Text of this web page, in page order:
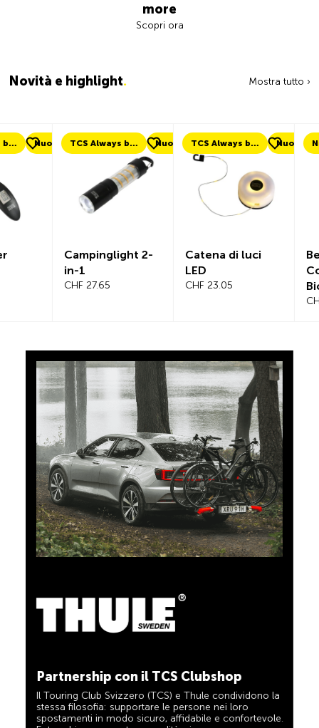
more
Scopri ora
Novità e highlight. Mostra tutto ›
TCS Always by my side Nuovo
Campinglight 2-
CHF 27.65
TCS Always by my side Nuovo
Catena di luci
CHF 23.05
Nuovo
Beeline
Bicicletta
Completo
CHF 101.65
Il Touring Club Svizzero (TCS) e Thule condividono la
stessa filosofia: supportare le persone nei loro
spostamenti in modo sicuro, affidabile e confortevole.
Entrambi rappresentano qualità, sicurezza,
responsabilità e praticità, mettendo al centro le
esigenze dei viaggiatori e delle famiglie attive.
5% di cashback
riceverete automaticamente un cashback del 5%. La
TCS Member Mastercard è allo stesso tempo carta
socio, carta di pagamento e carta vantaggi, ed è
gratuita a tempo indeterminato per i soci TCS.
Scopri oraTCS sempre al mio fianco
Tali prodotti sono facilmente riconoscibili nel negozio
grazie all’etichetta «Always by my side».